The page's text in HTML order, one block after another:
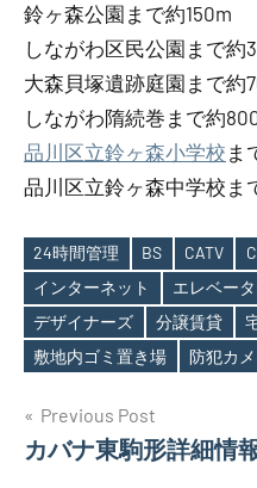
鈴ヶ森公園まで約150m
しながわ区民公園まで約
大森貝塚遺跡庭園まで約
しながわ隋続巻まで約
品川区立鈴ヶ森小学校 ま
品川区立鈴ヶ森中学校ま
Tags
24時間管理 BS CATV
インターネット
エレベー
デザイナーズ
分譲賃貸
敷地内ゴミ置き場
防犯カ
投
稿
Previous Post
カバナ東駒形詳細情